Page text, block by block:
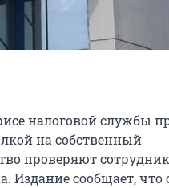
налоговой службы
на собственный
проверяют
Издание сообщает,